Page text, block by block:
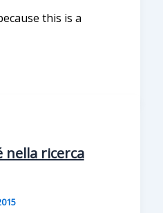
this is a
nella ricerca